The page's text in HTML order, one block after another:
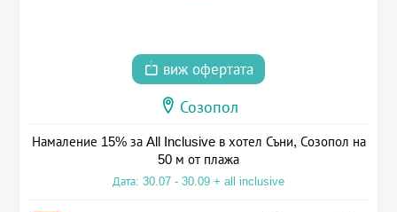
виж офертата
Созопол
Намаление 15% за All Inclusive в хотел Съни, Созопол на
50 м от плажа
Дата: 30.07 - 30.09 + all inclusive